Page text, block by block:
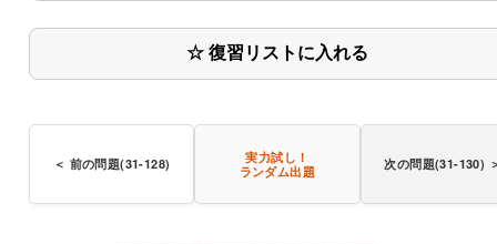
☆ 復習リストに入れる
＜ 前の問題(31-128)
実力試し！
ランダム出題
次の問題(31-130)